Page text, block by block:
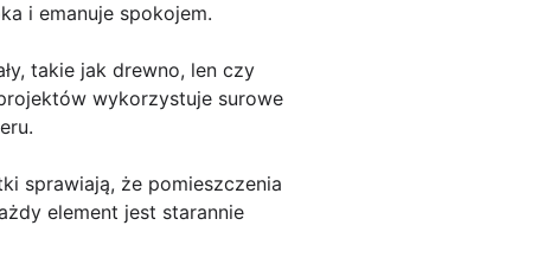
i emanuje spokojem.
takie jak drewno, len czy
wykorzystuje surowe
sprawiają, że pomieszczenia
element jest starannie